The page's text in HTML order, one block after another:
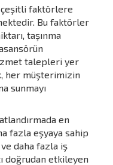
çeşitli faktörlere
Bu faktörler
taşınma
talepleri yer
her müşterimizin
sunmayı
en
fazla eşyaya sahip
daha fazla iş
doğrudan etkileyen